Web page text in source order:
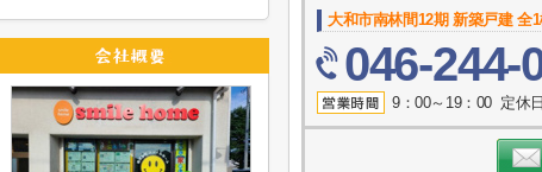
大和市南林間12期 新築戸建 全
046-244-
9：00～19：00 定休